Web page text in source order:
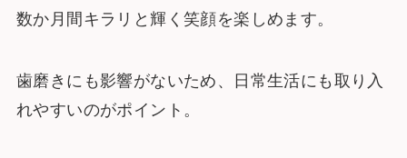
数か月間キラリと輝く笑顔を楽しめます。
歯磨きにも影響がないため、日常生活にも取り入
れやすいのがポイント。